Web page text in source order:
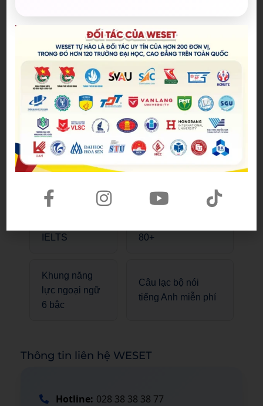
Khóa IELTS
cam kết đầu ra
6.5+
Tiếng Anh giao tiếp
Lớp Gia Sư
IELTS
Khóa Tiếng Anh
dành cho Doanh
Nghiệp
Khóa TOEIC
IELTS
80+
Khung năng
lực ngoại ngữ
6 bậc
Câu lạc bộ nói
tiếng Anh miễn phí
Thông tin liên hệ WESET
Hotline: 028 38 38 38 77